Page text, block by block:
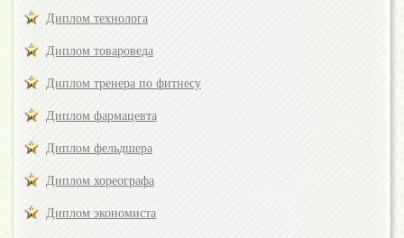
Диплом технолога
Диплом товароведа
Диплом тренера по фитнесу
Диплом фармацевта
Диплом фельдшера
Диплом хореографа
Диплом экономиста